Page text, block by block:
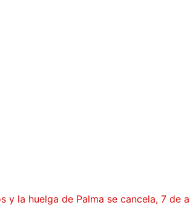
y la huelga de Palma se cancela, 7 de